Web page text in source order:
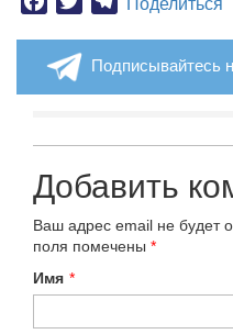
Поделиться
Подписывайтесь
Добавить
Ваш адрес email не будет
поля помечены *
Имя *